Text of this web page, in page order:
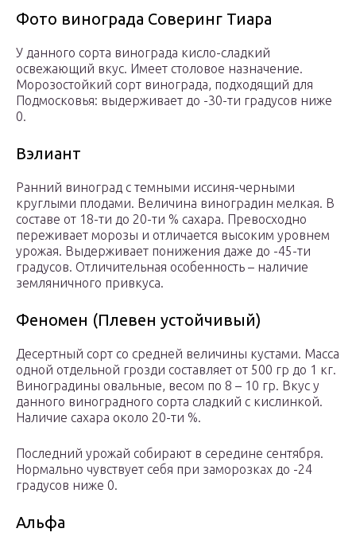
Фото винограда Соверинг Тиара
У данного сорта винограда кисло-сладкий
освежающий вкус. Имеет столовое назначение.
Морозостойкий сорт винограда, подходящий для
Подмосковья: выдерживает до -30-ти градусов ниже
0.
Вэлиант
Ранний виноград с темными иссиня-черными
круглыми плодами. Величина виноградин мелкая. В
составе от 18-ти до 20-ти % сахара. Превосходно
переживает морозы и отличается высоким уровнем
урожая. Выдерживает понижения даже до -45-ти
градусов. Отличительная особенность – наличие
земляничного привкуса.
Феномен (Плевен устойчивый)
Десертный сорт со средней величины кустами. Масса
одной отдельной грозди составляет от 500 гр до 1 кг.
Виноградины овальные, весом по 8 – 10 гр. Вкус у
данного виноградного сорта сладкий с кислинкой.
Наличие сахара около 20-ти %.
Последний урожай собирают в середине сентября.
Нормально чувствует себя при заморозках до -24
градусов ниже 0.
Альфа